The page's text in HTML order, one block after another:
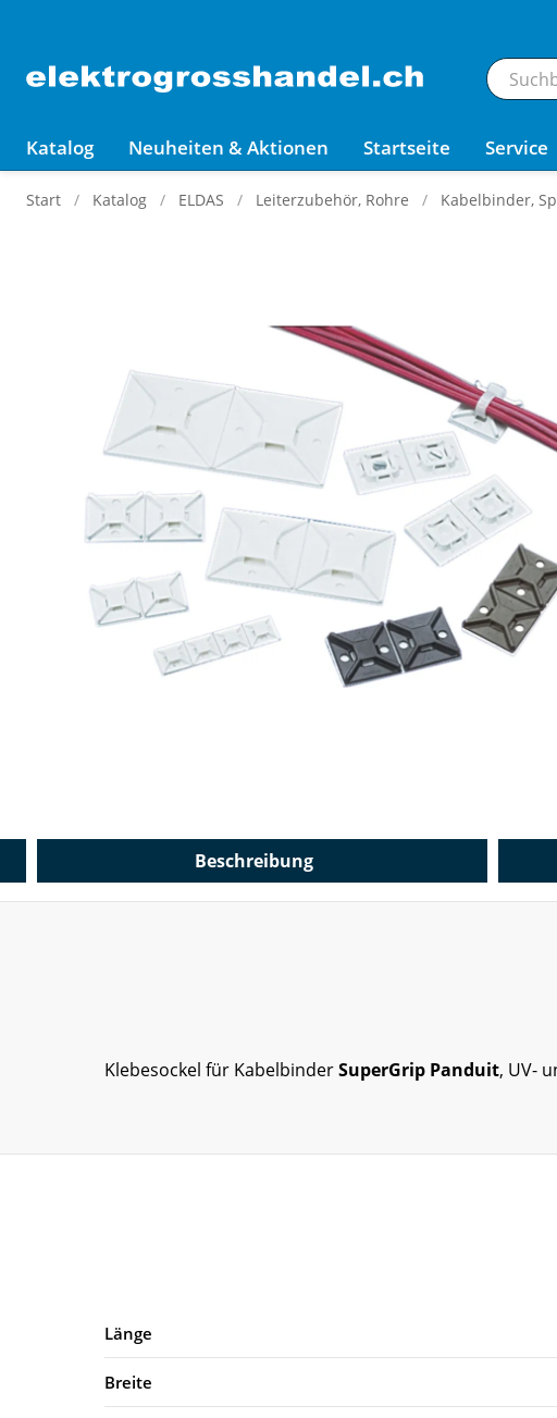
Katalog Neuheiten & Aktionen Startseite Service
Start Katalog ELDAS Leiterzubehör, Rohre Kabelbinder,
Beschreibung
Klebesockel für KabelbinderSuperGrip Panduit, UV-
Länge
Breite